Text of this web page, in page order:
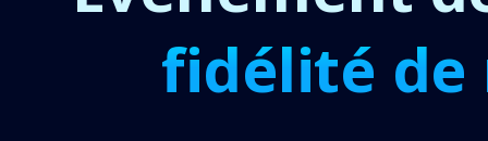
fidélité de